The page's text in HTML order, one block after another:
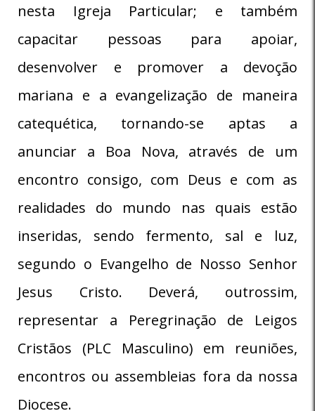
nesta Igreja Particular; e também
capacitar pessoas para apoiar,
desenvolver e promover a devoção
mariana e a evangelização de maneira
catequética, tornando-se aptas a
anunciar a Boa Nova, através de um
encontro consigo, com Deus e com as
realidades do mundo nas quais estão
inseridas, sendo fermento, sal e luz,
segundo o Evangelho de Nosso Senhor
Jesus Cristo. Deverá, outrossim,
representar a Peregrinação de Leigos
Cristãos (PLC Masculino) em reuniões,
encontros ou assembleias fora da nossa
Diocese.